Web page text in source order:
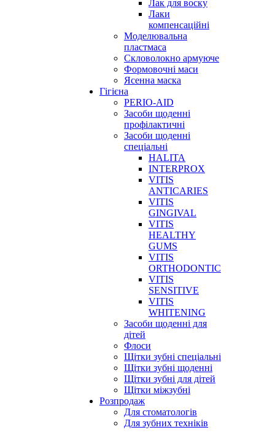
Лак для воску
Лаки
компенсаційні
Моделювальна
пластмаса
Скловолокно армуюче
Формовочні маси
Ясенна маска
Гігієна
PERIO-AID
Засоби щоденні
профілактичні
Засоби щоденні
спеціальні
HALITA
INTERPROX
VITIS
ANTICARIES
VITIS
GINGIVAL
VITIS
HEALTHY
GUMS
VITIS
ORTHODONTIC
VITIS
SENSITIVE
VITIS
WHITENING
Засоби щоденні для
дітей
Флоси
Щітки зубні спеціальні
Щітки зубні щоденні
Щітки зубні для дітей
Щітки міжзубні
Розпродаж
Для стоматологів
Для зубних техніків